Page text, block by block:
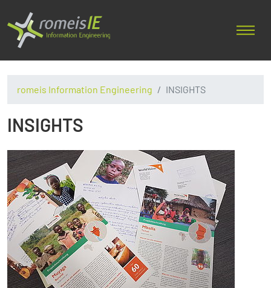
romeis Information Engineering INSIGHTS
INSIGHTS